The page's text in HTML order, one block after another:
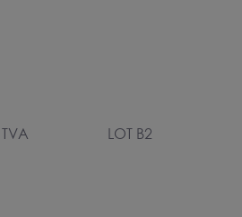
TVA LOT B2